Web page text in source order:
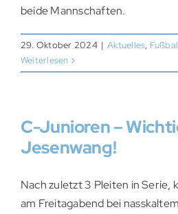
beide Mannschaften.
29. Oktober 2024 | Aktuelles,
Weiterlesen
C-Junioren –
Jesenwang!
Nach zuletzt 3 Pleiten in Serie,
am Freitagabend bei